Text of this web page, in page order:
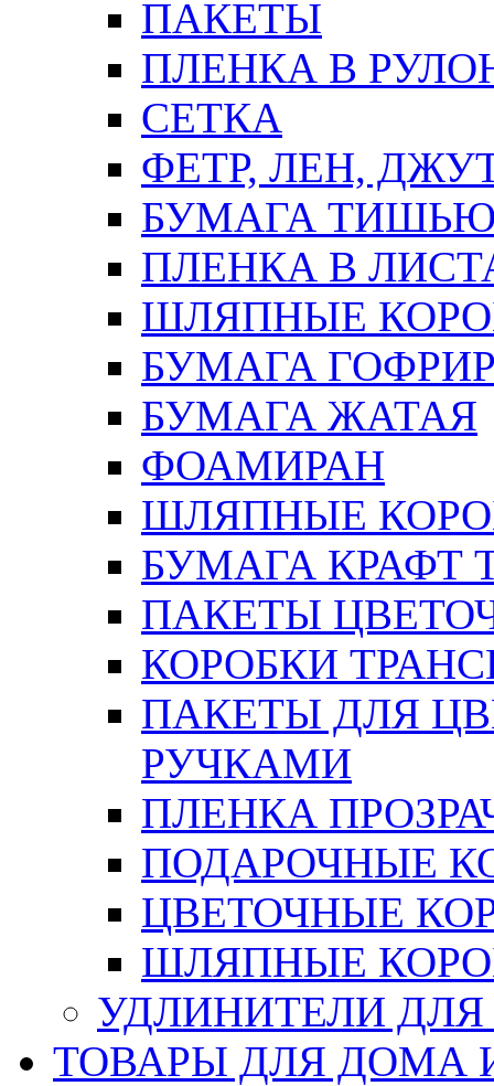
ПАКЕТЫ
ПЛЕНКА В
СЕТКА
ФЕТР, ЛЕН,
БУМАГА
ПЛЕНКА В
ШЛЯПНЫЕ
БУМАГА
БУМАГА ЖАТАЯ
ФОАМИРАН
ШЛЯПНЫЕ
БУМАГА КРАФТ
ПАКЕТЫ
КОРОБКИ
ПАКЕТЫ ДЛЯ
РУЧКАМИ
ПЛЕНКА
ПОДАРОЧНЫЕ
ЦВЕТОЧНЫЕ
ШЛЯПНЫЕ
УДЛИНИТЕЛИ
ТОВАРЫ ДЛЯ ДОМА